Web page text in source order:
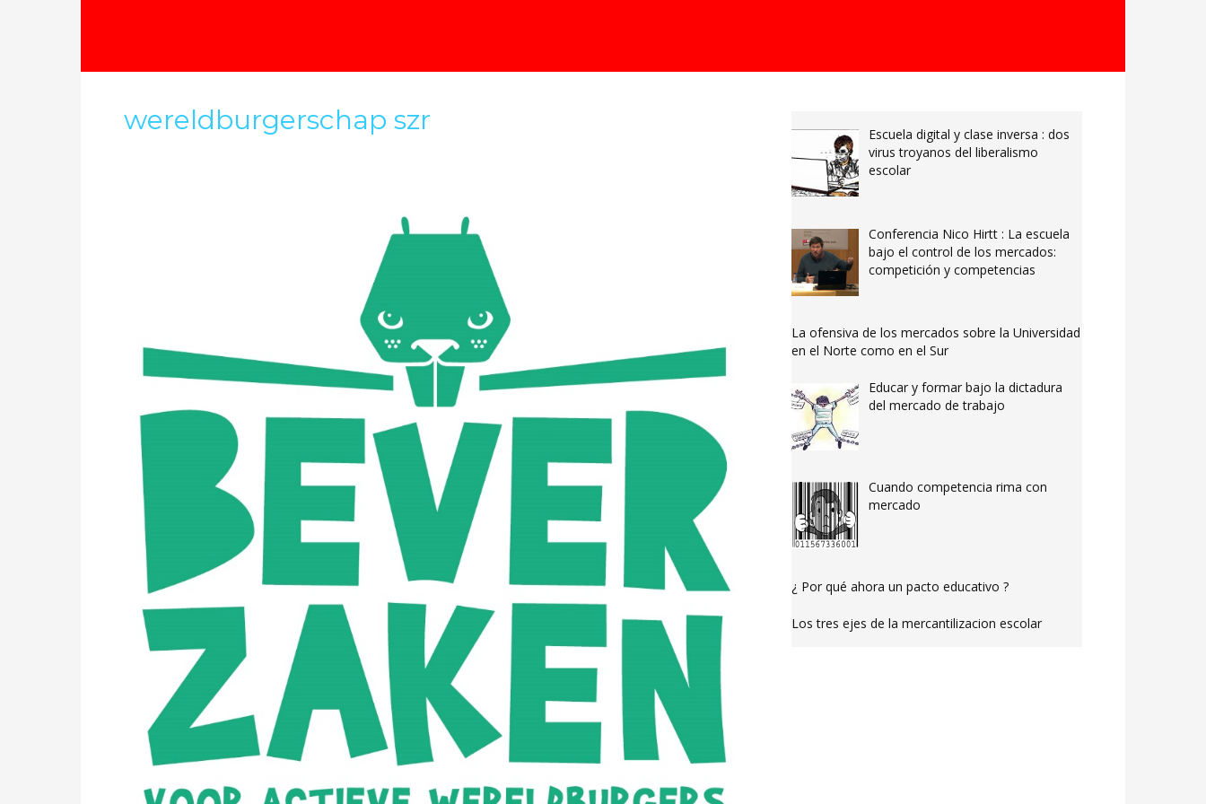
wereldburgerschap szr
Escuela digital y clase inversa : dos
virus troyanos del liberalismo
escolar
Conferencia Nico Hirtt : La escuela
bajo el control de los mercados:
competición y competencias
La ofensiva de los mercados sobre la Universidad
en el Norte como en el Sur
Educar y formar bajo la dictadura
del mercado de trabajo
Cuando competencia rima con
mercado
¿ Por qué ahora un pacto educativo ?
Los tres ejes de la mercantilizacion escolar